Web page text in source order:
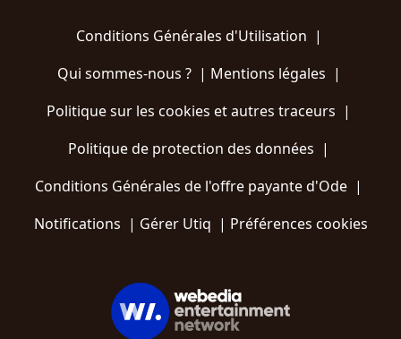
Conditions Générales d'Utilisation |
Qui sommes-nous ?| Mentions légales |
Politique sur les cookies et autres traceurs |
Politique de protection des données |
Conditions Générales de l'offre payante d'Ode |
Notifications | Gérer Utiq | Préférences cookies